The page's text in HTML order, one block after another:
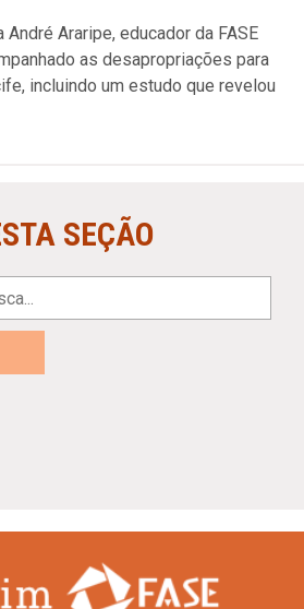
Araripe, educador da FASE
as desapropriações para
incluindo um estudo que revelou
SEÇÃO